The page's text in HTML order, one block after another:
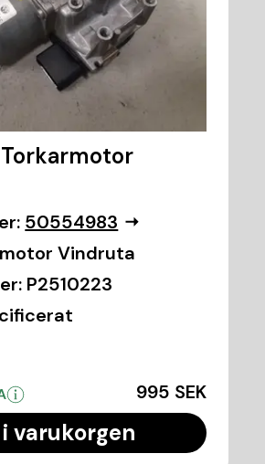
50554983
Vindruta
P2510223
995 SEK
varukorgen